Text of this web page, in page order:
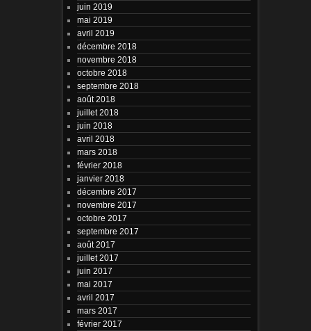
juin 2019
mai 2019
avril 2019
décembre 2018
novembre 2018
octobre 2018
septembre 2018
août 2018
juillet 2018
juin 2018
avril 2018
mars 2018
février 2018
janvier 2018
décembre 2017
novembre 2017
octobre 2017
septembre 2017
août 2017
juillet 2017
juin 2017
mai 2017
avril 2017
mars 2017
février 2017